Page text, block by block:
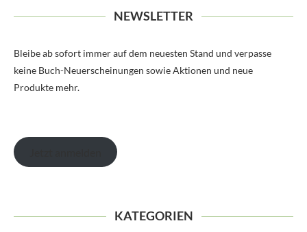
NEWSLETTER
Bleibe ab sofort immer auf dem neuesten Stand und verpasse
keine Buch-Neuerscheinungen sowie Aktionen und neue
Produkte mehr.
KATEGORIEN